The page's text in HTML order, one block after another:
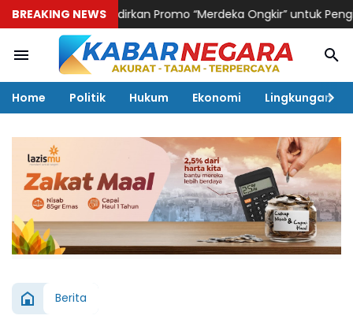
BREAKING NEWS
Logistik Hadirkan Promo “Merdeka Ongkir” untuk Pengiriman
Home Politik Hukum Ekonomi Lingkungan
Berita